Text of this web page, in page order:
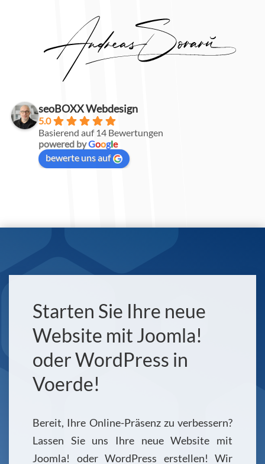
seoBOXX Webdesign
5.0
Basierend auf 14 Bewertungen
powered byGoogle
bewerte uns auf
Starten Sie Ihre neue
Website mit Joomla!
oder WordPress in
Voerde!
Bereit, Ihre Online-Präsenz zu verbessern?
Lassen Sie uns Ihre neue Website mit
Joomla! oder WordPress erstellen! Wir